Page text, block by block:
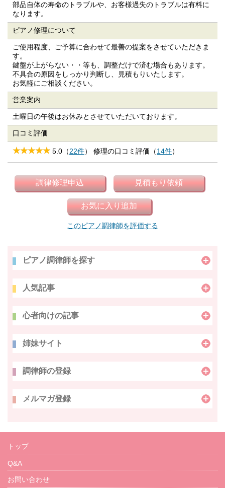
部品自体の寿命のトラブルや、お客様過失のトラブルは有料に
なります。
ピアノ修理について
ご使用程度、ご予算に合わせて最善の提案をさせていただきま
す。
鍵盤が上がらない・・等も、調整だけで済む場合もあります。
不具合の原因をしっかり判断し、見積もりいたします。
お気軽にご相談ください。
営業案内
土曜日の午後はお休みとさせていただいております。
口コミ評価
5.0（22件） 修理の口コミ評価（14件）
このピアノ調律師を評価する
ピアノ調律師を探す
人気記事
心者向けの記事
姉妹サイト
調律師の登録
メルマガ登録
トップ
Q&A
お問い合わせ